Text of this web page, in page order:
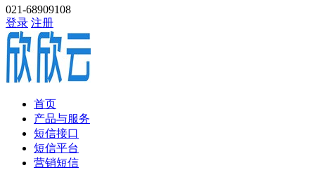
021-68909108
登录 注册
首页
产品与服务
短信接口
短信平台
营销短信